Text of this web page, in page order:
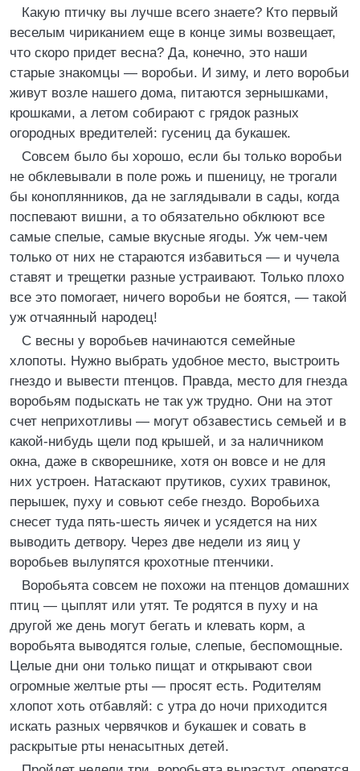
Какую птичку вы лучше всего знаете? Кто первый
веселым чириканием еще в конце зимы возвещает,
что скоро придет весна? Да, конечно, это наши
старые знакомцы — воробьи. И зиму, и лето воробьи
живут возле нашего дома, питаются зернышками,
крошками, а летом собирают с грядок разных
огородных вредителей: гусениц да букашек.
Совсем было бы хорошо, если бы только воробьи
не обклевывали в поле рожь и пшеницу, не трогали
бы коноплянников, да не заглядывали в сады, когда
поспевают вишни, а то обязательно обклюют все
самые спелые, самые вкусные ягоды. Уж чем-чем
только от них не стараются избавиться — и чучела
ставят и трещетки разные устраивают. Только плохо
все это помогает, ничего воробьи не боятся, — такой
уж отчаянный народец!
С весны у воробьев начинаются семейные
хлопоты. Нужно выбрать удобное место, выстроить
гнездо и вывести птенцов. Правда, место для гнезда
воробьям подыскать не так уж трудно. Они на этот
счет неприхотливы — могут обзавестись семьей и в
какой-нибудь щели под крышей, и за наличником
окна, даже в скворешнике, хотя он вовсе и не для
них устроен. Натаскают прутиков, сухих травинок,
перышек, пуху и совьют себе гнездо. Воробьиха
снесет туда пять-шесть яичек и усядется на них
выводить детвору. Через две недели из яиц у
воробьев вылупятся крохотные птенчики.
Воробьята совсем не похожи на птенцов домашних
птиц — цыплят или утят. Те родятся в пуху и на
другой же день могут бегать и клевать корм, а
воробьята выводятся голые, слепые, беспомощные.
Целые дни они только пищат и открывают свои
огромные желтые рты — просят есть. Родителям
хлопот хоть отбавляй: с утра до ночи приходится
искать разных червячков и букашек и совать в
раскрытые рты ненасытных детей.